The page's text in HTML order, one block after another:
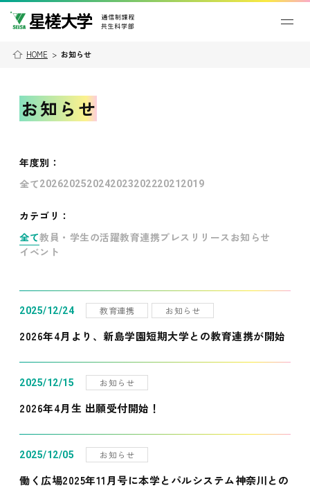
HOME > お知らせ
お知らせ
年度別 ：
全て202620252024202320222021 2019
カテゴリ：
全て教員・学生の活躍教育連携プレスリリース お知らせ
イベント
2025/12/24 教育連携 お知らせ
2026年4月より、新島学園短期大学との教育連携が開始
2025/12/15 お知らせ
2026年4月生 出願受付開始！
2025/12/05 お知らせ
働く広場2025年11月号に本学とパルシステム神奈川との